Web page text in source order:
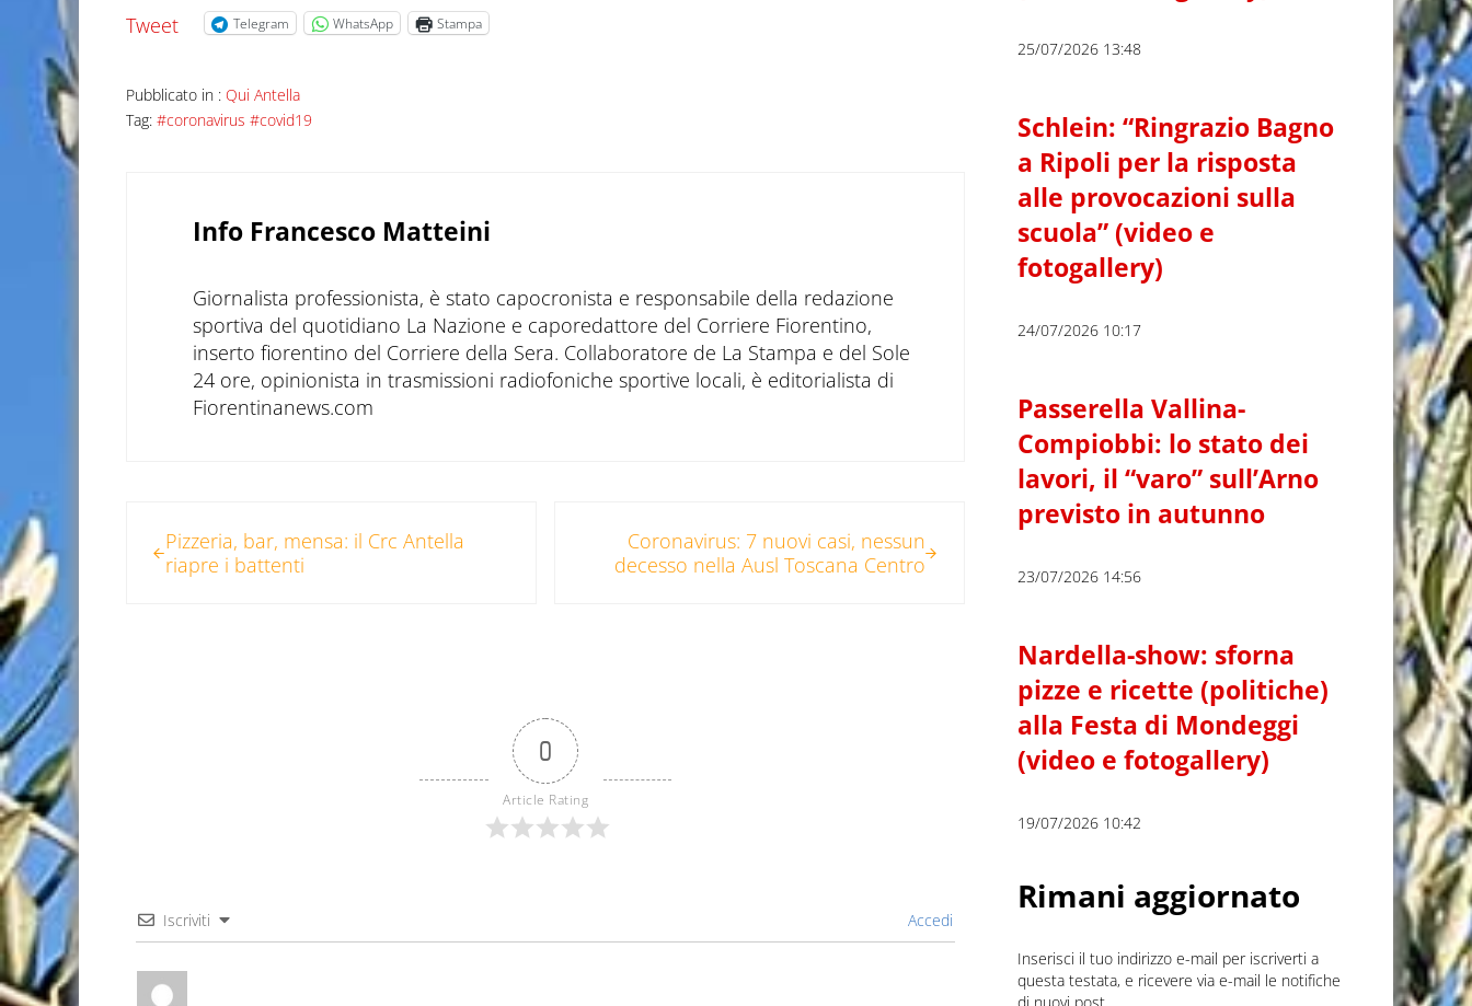
Tweet Telegram WhatsApp Stampa
Pubblicato in : Qui Antella
Tag: #coronavirus #covid19
Info Francesco Matteini
Giornalista professionista, è stato capocronista e responsabile della redazione
sportiva del quotidiano La Nazione e caporedattore del Corriere Fiorentino,
inserto fiorentino del Corriere della Sera. Collaboratore de La Stampa e del Sole
24 ore, opinionista in trasmissioni radiofoniche sportive locali, è editorialista di
Fiorentinanews.com
Pizzeria, bar, mensa: il Crc Antella
riapre i battenti
Coronavirus: 7 nuovi casi, nessun
decesso nella Ausl Toscana Centro
0
Article Rating
Iscriviti Accedi
25/07/2026 13:48
Schlein: “Ringrazio Bagno
a Ripoli per la risposta
alle provocazioni sulla
scuola” (video e
fotogallery)
24/07/2026 10:17
Passerella Vallina-
Compiobbi: lo stato dei
lavori, il “varo” sull’Arno
previsto in autunno
23/07/2026 14:56
Nardella-show: sforna
pizze e ricette (politiche)
alla Festa di Mondeggi
(video e fotogallery)
19/07/2026 10:42
Rimani aggiornato
Inserisci il tuo indirizzo e-mail per iscriverti a
questa testata, e ricevere via e-mail le notifiche